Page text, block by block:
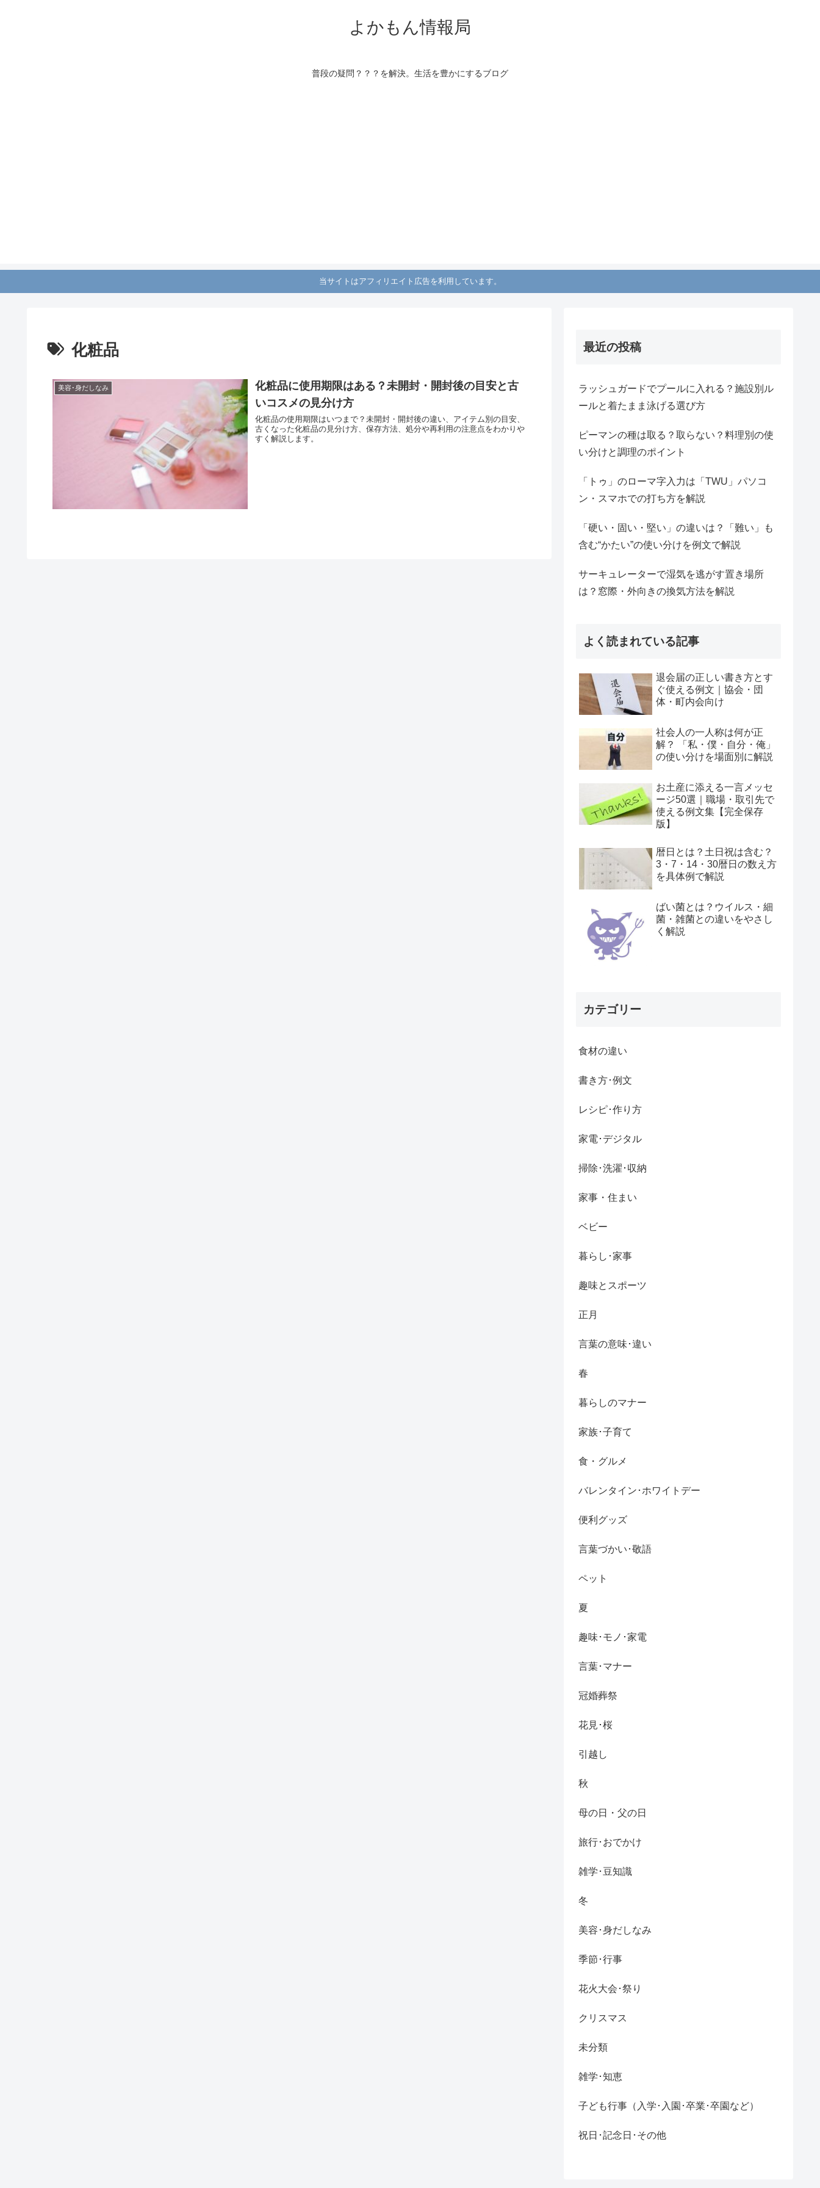
よかもん情報局
普段の疑問？？？を解決。生活を豊かにするブログ
当サイトはアフィリエイト広告を利用しています。
化粧品
美容･身だしなみ
化粧品に使用期限はある？未開封・開封後の目安と古
いコスメの見分け方
化粧品の使用期限はいつまで？未開封・開封後の違い、アイテム別の目安、
古くなった化粧品の見分け方、保存方法、処分や再利用の注意点をわかりや
すく解説します。
最近の投稿
ラッシュガードでプールに入れる？施設別ル
ールと着たまま泳げる選び方
ピーマンの種は取る？取らない？料理別の使
い分けと調理のポイント
「トゥ」のローマ字入力は「TWU」パソコ
ン・スマホでの打ち方を解説
「硬い・固い・堅い」の違いは？「難い」も
含む“かたい”の使い分けを例文で解説
サーキュレーターで湿気を逃がす置き場所
は？窓際・外向きの換気方法を解説
よく読まれている記事
退会届の正しい書き方とす
ぐ使える例文｜協会・団
体・町内会向け
社会人の一人称は何が正
解？ 「私・僕・自分・俺」
の使い分けを場面別に解説
お土産に添える一言メッセ
ージ50選｜職場・取引先で
使える例文集【完全保存
版】
暦日とは？土日祝は含む？
3・7・14・30暦日の数え方
を具体例で解説
ばい菌とは？ウイルス・細
菌・雑菌との違いをやさし
く解説
カテゴリー
食材の違い
書き方･例文
レシピ･作り方
家電･デジタル
掃除･洗濯･収納
家事・住まい
ベビー
暮らし･家事
趣味とスポーツ
正月
言葉の意味･違い
春
暮らしのマナー
家族･子育て
食・グルメ
バレンタイン･ホワイトデー
便利グッズ
言葉づかい･敬語
ペット
夏
趣味･モノ･家電
言葉･マナー
冠婚葬祭
花見･桜
引越し
秋
母の日・父の日
旅行･おでかけ
雑学･豆知識
冬
美容･身だしなみ
季節･行事
花火大会･祭り
クリスマス
未分類
雑学･知恵
子ども行事（入学･入園･卒業･卒園など）
祝日･記念日･その他